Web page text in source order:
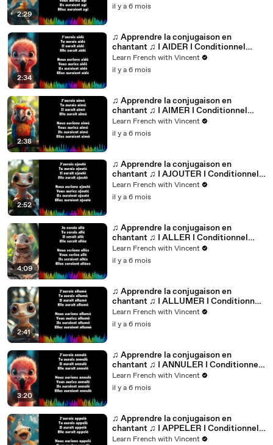
2:29
il y a 6 mois
2:34
♫ Apprendre la conjugaison en
chantant ♫ I AIDER I Conditionnel
Passé_
Learn French with Vincent
il y a 6 mois
2:38
♫ Apprendre la conjugaison en
chantant ♫ I AIMER I Conditionnel
Passé_
Learn French with Vincent
il y a 6 mois
2:52
♫ Apprendre la conjugaison en
chantant ♫ I AJOUTER I Conditionnel
Passé_
Learn French with Vincent
il y a 6 mois
4:09
♫ Apprendre la conjugaison en
chantant ♫ I ALLER I Conditionnel
Passé_
Learn French with Vincent
il y a 6 mois
2:41
♫ Apprendre la conjugaison en
chantant ♫ I ALLUMER I Conditionnel
Passé_
Learn French with Vincent
il y a 6 mois
3:20
♫ Apprendre la conjugaison en
chantant ♫ I ANNULER I Conditionnel
Passé_
Learn French with Vincent
il y a 6 mois
♫ Apprendre la conjugaison en
chantant ♫ I APPELER I Conditionnel
Passé_
Learn French with Vincent